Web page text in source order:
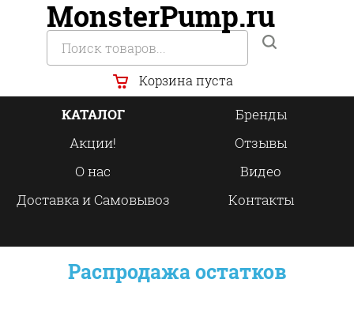
MonsterPump.ru
Корзина пуста
КАТАЛОГ
Бренды
Акции!
Отзывы
О нас
Видео
Доставка и Самовывоз
Контакты
Распродажа остатков